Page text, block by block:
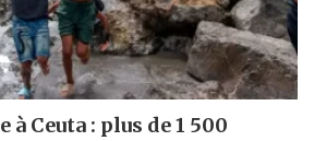
Ceuta : plus de 1 500